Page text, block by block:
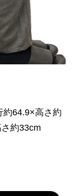
約64.9×高さ約
約33cm